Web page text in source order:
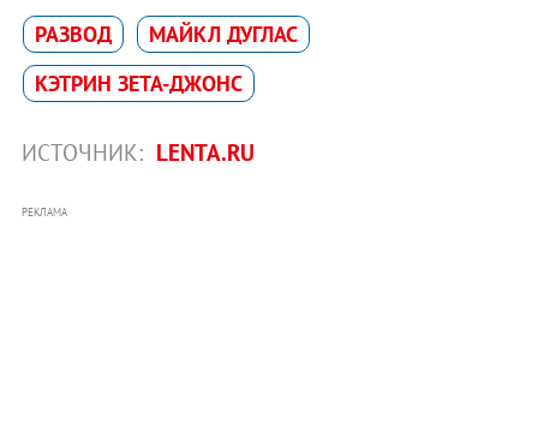
РАЗВОД
МАЙКЛ ДУГЛАС
КЭТРИН ЗЕТА-ДЖОНС
ИСТОЧНИК: LENTA.RU
РЕКЛАМА